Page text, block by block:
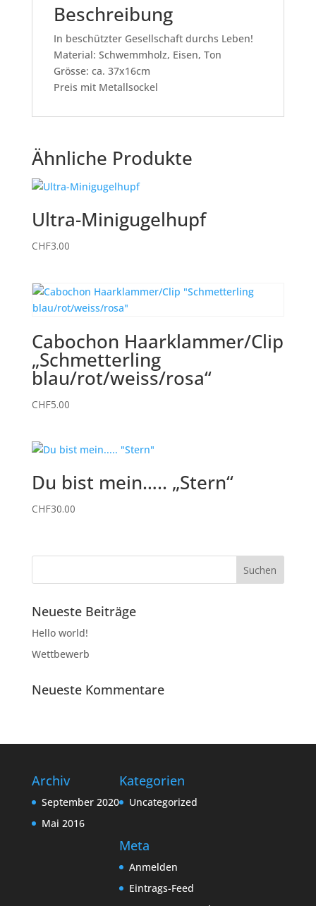
Beschreibung
In beschützter Gesellschaft durchs Leben!
Material: Schwemmholz, Eisen, Ton
Grösse: ca. 37x16cm
Preis mit Metallsockel
Ähnliche Produkte
Ultra-Minigugelhupf
CHF3.00
Cabochon Haarklammer/Clip
„Schmetterling
blau/rot/weiss/rosa“
CHF5.00
Du bist mein….. „Stern“
CHF30.00
Neueste Beiträge
Hello world!
Wettbewerb
Neueste Kommentare
Archiv
September 2020
Mai 2016
Kategorien
Uncategorized
Meta
Anmelden
Eintrags-Feed